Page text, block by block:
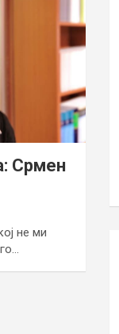
Срмен
не ми